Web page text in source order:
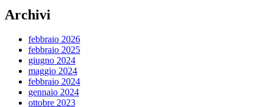
Archivi
febbraio 2026
febbraio 2025
giugno 2024
maggio 2024
febbraio 2024
gennaio 2024
ottobre 2023